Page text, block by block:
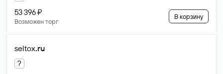
53 396 ₽
Возможен торг
В корзину
seltox.ru
?